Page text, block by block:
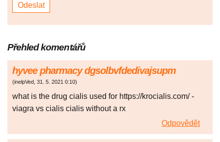
Přehled komentářů
hyvee pharmacy dgsolbvfdedivajsupm
(inelpVed 31. 5. 2021 0:10)
what is the drug cialis used for https://krocialis.com/ -
viagra vs cialis cialis without a rx
Odpovědět